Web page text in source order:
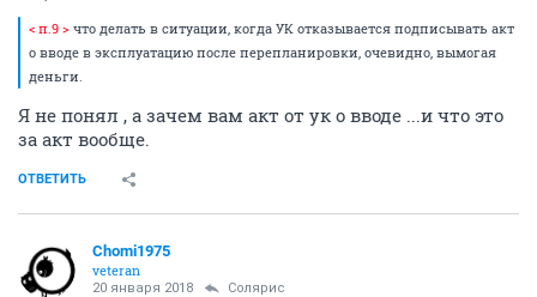
< п.9 > что делать в ситуации, когда УК отказывается подписывать акт
о вводе в эксплуатацию после перепланировки, очевидно, вымогая
деньги.
Я не понял , а зачем вам акт от ук о вводе ...и что это
за акт вообще.
ОТВЕТИТЬ
Chomi1975
veteran
20 января 2018 Солярис